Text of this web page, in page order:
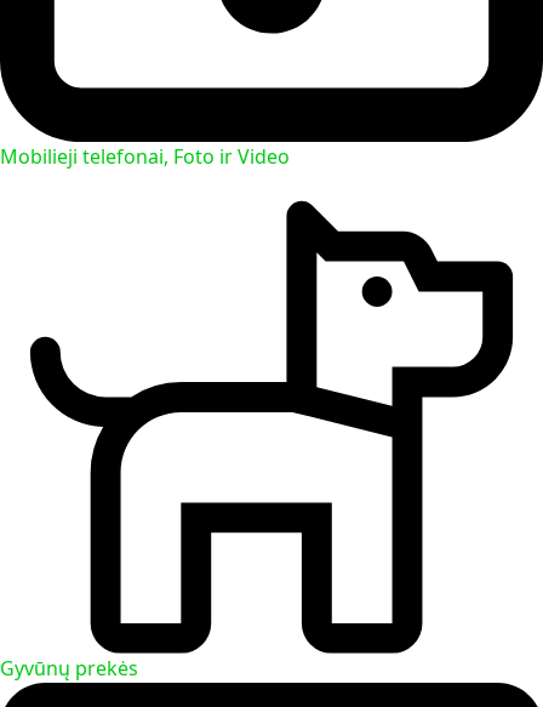
Mobilieji telefonai, Foto ir Video
Gyvūnų prekės